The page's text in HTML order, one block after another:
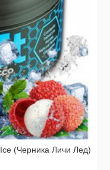
(Черника Личи Лед)